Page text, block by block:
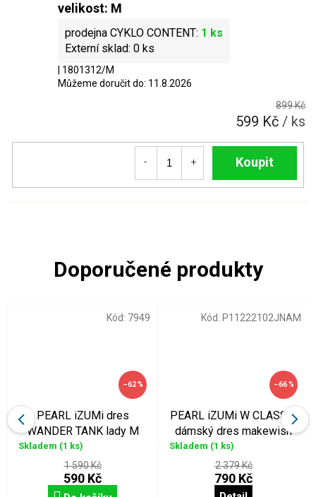
–62 %
PEARL iZUMi dres
WANDER TANK lady M
Skladem (1 ks)
1 590 Kč
590 Kč
Kód: 7949
–66 %
PEARL iZUMi W CLASSIC
dámský dres makewish
Skladem (1 ks)
2 379 Kč
790 Kč
Kód: P11222102JNAM
velikost: M
1 ks
0 ks
| 1801312/M
Můžeme doručit do: 11.8.2026
899 Kč
599 Kč / ks
Do košíku